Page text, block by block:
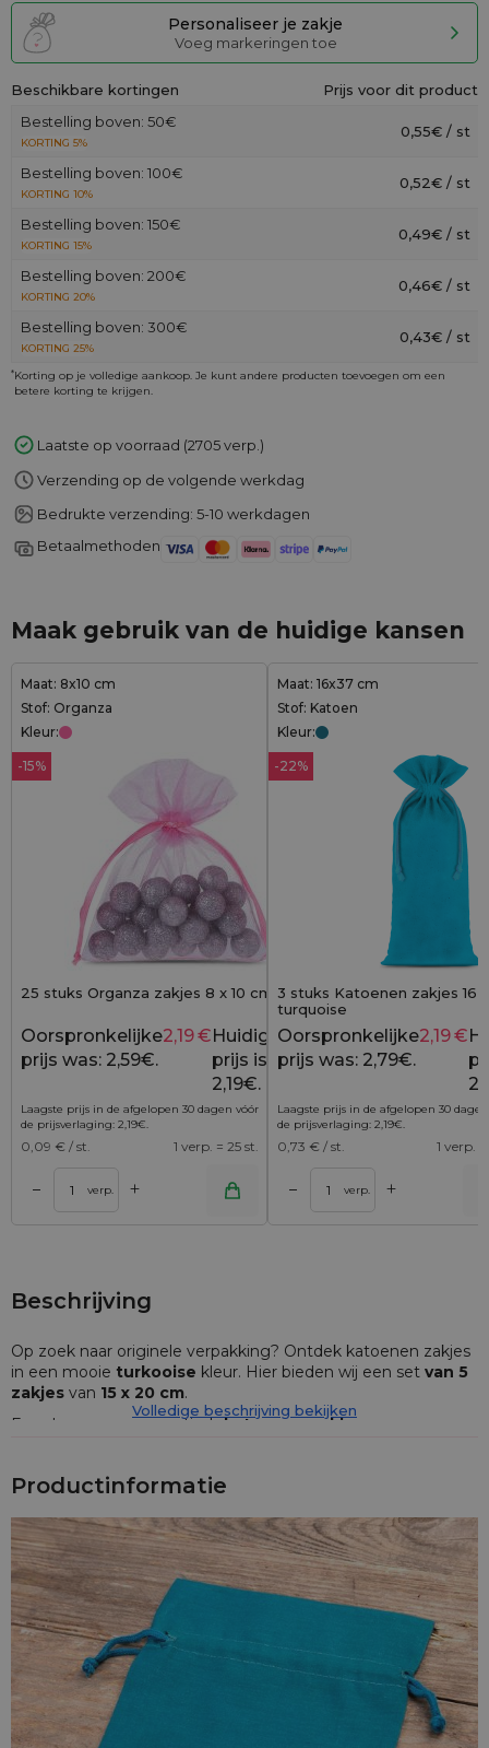
Personaliseer je zakje
Voeg markeringen toe
Beschikbare kortingen
Prijs voor dit product
Bestelling boven: 50€
KORTING 5%
0,55€ / st
Bestelling boven: 100€
KORTING 10%
0,52€ / st
Bestelling boven: 150€
KORTING 15%
0,49€ / st
Bestelling boven: 200€
KORTING 20%
0,46€ / st
Bestelling boven: 300€
KORTING 25%
0,43€ / st
*Korting op je volledige aankoop. Je kunt andere producten toevoegen om een
betere korting te krijgen.
Laatste op voorraad (2705 verp.)
Verzending op de volgende werkdag
Bedrukte verzending: 5-10 werkdagen
Betaalmethoden
Maak gebruik van de huidige kansen
Maat: 8x10 cm
Stof: Organza
Kleur:
-15%
25 stuks Organza zakjes 8 x 10 cm - roze
2,59 €
Oorspronkelijke
prijs was: 2,59€.
2,19€Huidige
prijs is:
2,19€.
Laagste prijs in de afgelopen 30 dagen vóór
de prijsverlaging: 2,19€.
0,09 € / st. 1 verp. = 25 st.
– verp. +
Maat: 16x37 cm
Stof: Katoen
Kleur:
-22%
3 stuks Katoenen zakjes 16
turquoise
Oorspronkelijke
prijs was: 2,79€.
2,19€
Laagste prijs in de afgelopen 30
de prijsverlaging: 2,19€.
0,73 € / st. 1 verp.
– verp. +
Toevoegen aan winkelwagen Toevoegen aan
Beschrijving
Op zoek naar originele verpakking? Ontdek katoenen zakjes
in een mooie turkooise kleur. Hier bieden wij een set van 5
zakjes van 15 x 20 cm.
Een duurzaam en practischkatoenen zakjevan een
stuks.
Katoen is een klassieke stof die er altijd elegant uitziet en
zich bovendien onderscheidt door zijn duurzaamheid.
Katoenen zakjeszijn universeel, en dus perfect voor elke
situatie.
Je kan ze thuis gebruiken - ze zijn perfect voor het opbergen
en op orde brengen van cosmetica, kleding of andere zaken.
Onze klanten slaan ook voedingsproducten op in onze zakjes
- brood, meel, bospaddestoelen. Als je op zoek bent naar een
elegante cadeauverpakking voor een geliefde of voor een
zakenpartner, kies dan voor stoffen katoenen zakjes die er
altijd goed uitzien.
Volledige beschrijving bekijken
Productinformatie